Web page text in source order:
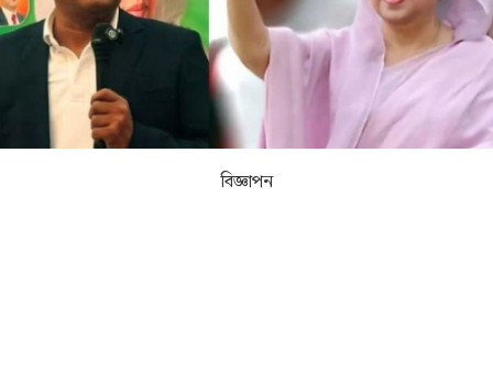
বিজ্ঞাপন